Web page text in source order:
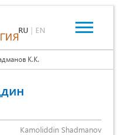
RU | EN
К.К.
Kamoliddin Shadmanov